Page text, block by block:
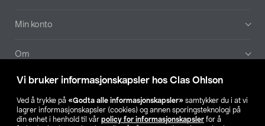
Vi bruker informasjonskapsler hos Clas Ohlson
Ved å trykke på «Godta alle informasjonskapsler» samtykker du i at vi
lagrer informasjonskapsler (cookies) og annen sporingsteknologi på
din enhet i henhold til vår policy for informasjonskapsler for å
Min konto
Om
Aktuelt
Våre selskaper